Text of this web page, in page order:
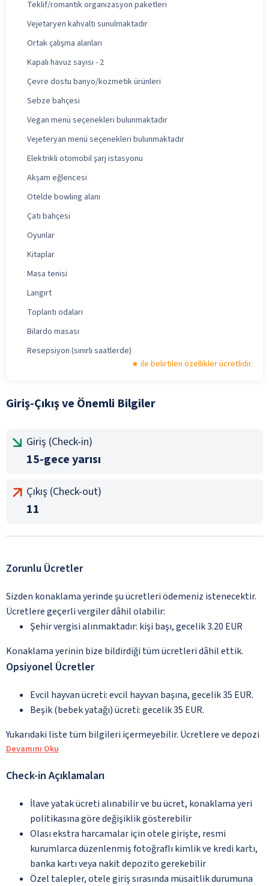
Teklif/romantik organizasyon paketleri
Vejetaryen kahvaltı sunulmaktadır
Ortak çalışma alanları
Kapalı havuz sayısı - 2
Çevre dostu banyo/kozmetik ürünleri
Sebze bahçesi
Vegan menü seçenekleri bulunmaktadır
Vejeteryan menü seçenekleri bulunmaktadır
Elektrikli otomobil şarj istasyonu
Akşam eğlencesi
Otelde bowling alanı
Çatı bahçesi
Oyunlar
Kitaplar
Masa tenisi
Langırt
Toplantı odaları
Bilardo masası
Resepsiyon (sınırlı saatlerde)
ile belirtilen özellikler ücretlidir.
Giriş-Çıkış ve Önemli Bilgiler
Giriş (Check-in)
15-gece yarısı
Çıkış (Check-out)
11
Zorunlu Ücretler
Sizden konaklama yerinde şu ücretleri ödemeniz istenecektir.
Ücretlere geçerli vergiler dâhil olabilir:
Şehir vergisi alınmaktadır: kişi başı, gecelik 3.20 EUR
Konaklama yerinin bize bildirdiği tüm ücretleri dâhil ettik.
Opsiyonel Ücretler
Evcil hayvan ücreti: evcil hayvan başına, gecelik 35 EUR.
Beşik (bebek yatağı) ücreti: gecelik 35 EUR.
Yukarıdaki liste tüm bilgileri içermeyebilir. Ücretlere ve depozi
Devamını Oku
Check-in Açıklamaları
İlave yatak ücreti alınabilir ve bu ücret, konaklama yeri
politikasına göre değişiklik gösterebilir
Olası ekstra harcamalar için otele girişte, resmi
kurumlarca düzenlenmiş fotoğraflı kimlik ve kredi kartı,
banka kartı veya nakit depozito gerekebilir
Özel talepler, otele giriş sırasında müsaitlik durumuna